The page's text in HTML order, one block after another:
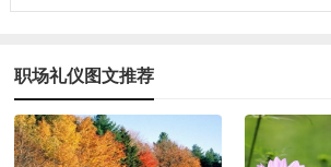
职场礼仪图文推荐